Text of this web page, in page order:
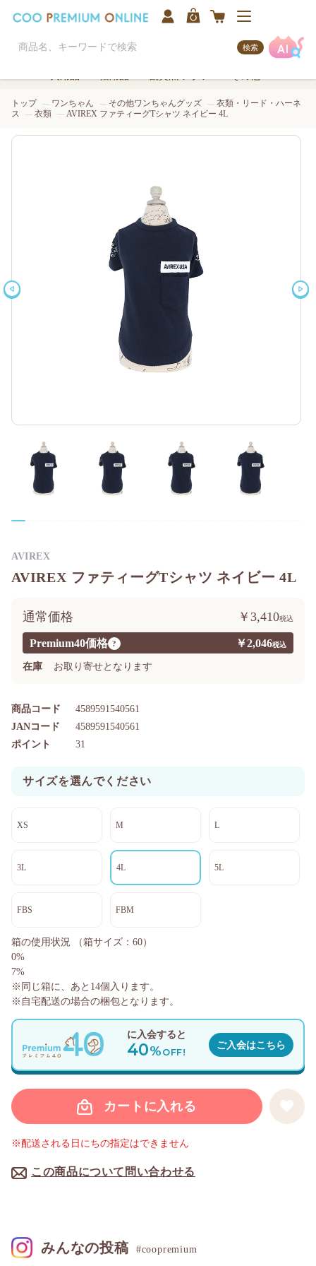
検索
トップ ワンちゃん その他ワンちゃんグッズ
衣類・リード・ハーネ
ス
衣類 AVIREX ファティーグTシャツ ネイビー 4L
AVIREX ファティーグTシャツ ネイビー 4L
Premium40価格 ? ￥2,046
通常価格 ￥3,410
在庫 お取り寄せとなります
商品コード 4589591540561
ポイント 31
JANコード 4589591540561
サイズを選んでください
XS M L
3L 4L 5L
FBS FBM
カートに入れる
この商品について問い合わせる
AVIREX
※配送される日にちの指定はできません
に入会すると
40%OFF!
ご入会はこちら
箱の使用状況
（箱サイズ：60）
0%
7%
※同じ箱に、あと 14個入ります。
※自宅配送の場合の梱包となります。
みんなの投稿 #coopremium